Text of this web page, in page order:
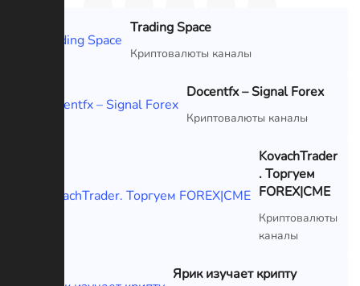
Trading Space
Криптовалюты каналы
Docentfx – Signal Forex
Криптовалюты каналы
KovachTrader
. Торгуем
FOREX|CME
Криптовалюты
каналы
Ярик изучает крипту